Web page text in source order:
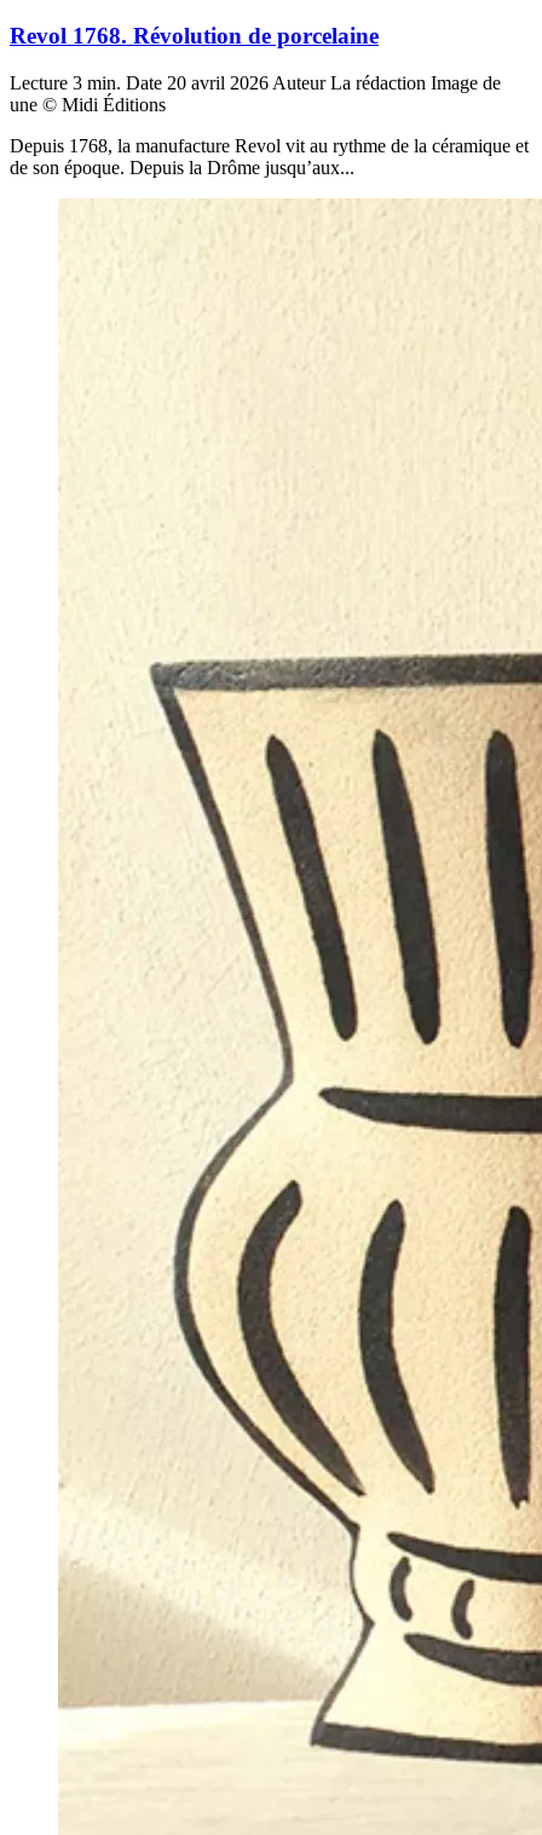
Revol 1768. Révolution de porcelaine
Lecture 3 min. Date 20 avril 2026 Auteur La rédaction Image de
une © Midi Éditions
Depuis 1768, la manufacture Revol vit au rythme de la céramique et
de son époque. Depuis la Drôme jusqu’aux...